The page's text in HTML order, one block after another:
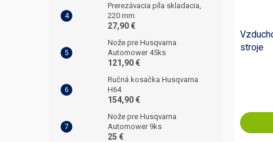
Prerezávacia píla skladacia,
220 mm
27,90 €
Nože pre Husqvarna
Automower 45ks
121,90 €
Ručná kosačka Husqvarna
H64
154,90 €
Nože pre Husqvarna
Automower 9ks
25 €
stroje